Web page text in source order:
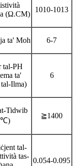
(Ω.CM)
1010-1013
ta' Moh 6-7
tal-PH
ta'
Ilma)
6
Tidwib
≧1400
tal-
tas-
0.054-0.095